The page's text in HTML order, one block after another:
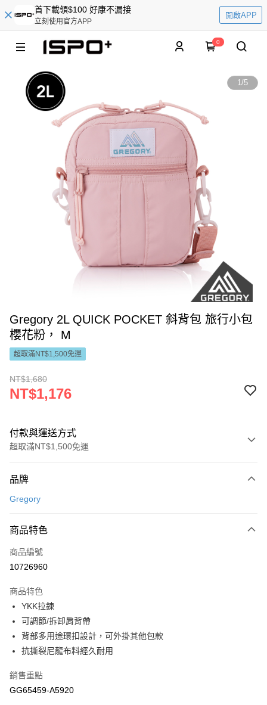
首下載領$100 好康不漏接
立刻使用官方APP
開啟APP
0
1/5
Gregory 2L QUICK POCKET 斜背包 旅行小包
櫻花粉， M
超取滿NT$1,500免運
NT$1,680
NT$1,176
付款與運送方式
超取滿NT$1,500免運
信用卡一次付款
Apple Pay
悠遊付
7-11取貨(快速到店)
每筆NT$100，滿NT$1,500(含以上)免運費
宅配-本島
每筆NT$100，滿NT$1,500(含以上)免運費
品牌
Gregory
商品特色
商品編號
10726960
商品特色
YKK拉鍊
可調節/拆卸肩背帶
背部多用途環扣設計，可外掛其他包款
抗撕裂尼龍布料經久耐用
銷售重點
GG65459-A5920